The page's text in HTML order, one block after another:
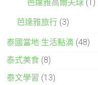
芭達雅高爾夫球 (1)
芭達雅旅行 (3)
泰國當地 生活點滴 (48)
泰式美食 (8)
泰文學習 (13)